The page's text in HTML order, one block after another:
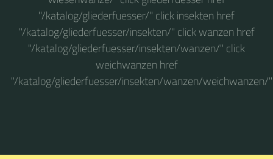
"/katalog/gliederfuesser/" click insekten href
"/katalog/gliederfuesser/insekten/" click wanzen href
"/katalog/gliederfuesser/insekten/wanzen/" click
weichwanzen href
"/katalog/gliederfuesser/insekten/wanzen/weichwanzen/"